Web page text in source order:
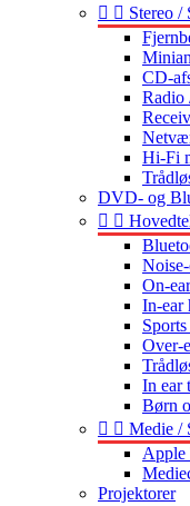
  Stereo /
CD-
Hi-Fi
DVD- og
 
On-
In-ear
Over-
In ear
Børn
  Medie /
Projektorer